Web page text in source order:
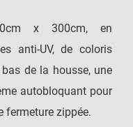
x 300cm, en
anti-UV, de coloris
de la housse, une
autobloquant pour
fermeture zippée.